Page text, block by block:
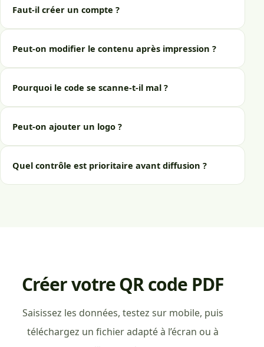
Faut-il créer un compte ?
Peut-on modifier le contenu après impression ?
Pourquoi le code se scanne-t-il mal ?
Peut-on ajouter un logo ?
Quel contrôle est prioritaire avant diffusion ?
Créer votre QR code PDF
Saisissez les données, testez sur mobile, puis
téléchargez un fichier adapté à l’écran ou à